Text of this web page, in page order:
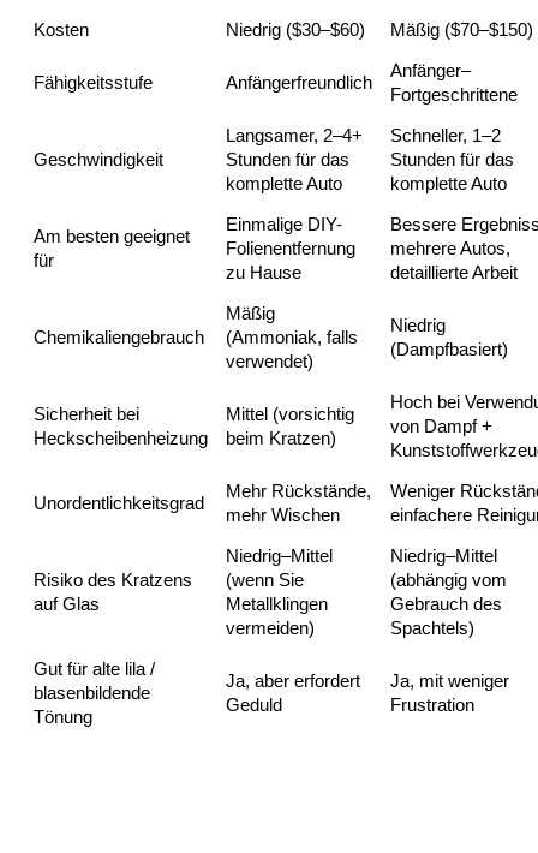
Kosten Niedrig ($30–$60) Mäßig ($70–$150)
Fähigkeitsstufe Anfängerfreundlich
Anfänger–
Fortgeschrittene
Geschwindigkeit
Langsamer, 2–4+
Stunden für das
komplette Auto
Schneller, 1–2
Stunden für das
komplette Auto
Am besten geeignet
für
Einmalige DIY-
Folienentfernung
zu Hause
Bessere
mehrere Autos,
detaillierte Arbeit
Chemikaliengebrauch
Mäßig
(Ammoniak, falls
verwendet)
Niedrig
(Dampfbasiert)
Sicherheit bei
Heckscheibenheizung
Mittel (vorsichtig
beim Kratzen)
Hoch bei
von Dampf +
Unordentlichkeitsgrad
Mehr Rückstände,
mehr Wischen
Weniger
einfachere
Risiko des Kratzens
auf Glas
Niedrig–Mittel
(wenn Sie
Metallklingen
vermeiden)
Niedrig–Mittel
(abhängig vom
Gebrauch des
Spachtels)
Gut für alte lila /
blasenbildende
Tönung
Ja, aber erfordert
Geduld
Ja, mit weniger
Frustration